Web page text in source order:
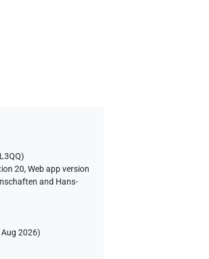
)
20, Web app version
and Hans-
Aug 2026)